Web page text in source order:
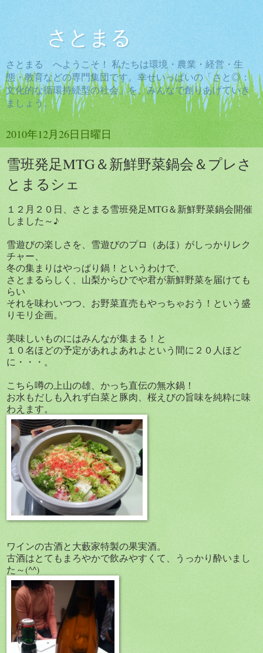
さとまる
さとまる へようこそ！ 私たちは環境・農業・経営・生
態・教育などの専門集団です。幸せいっぱいの「さと◎：
文化的な循環持続型の社会」を、みんなで創りあげていき
ましょう。
2010年12月26日日曜日
雪班発足MTG＆新鮮野菜鍋会＆プレさ
とまるシェ
１２月２０日、さとまる雪班発足MTG＆新鮮野菜鍋会開催
しました～♪
雪遊びの楽しさを、雪遊びのプロ（あほ）がしっかりレク
チャー、
冬の集まりはやっぱり鍋！というわけで、
さとまるらしく、山梨からひでや君が新鮮野菜を届けても
らい
それを味わいつつ、お野菜直売もやっちゃおう！という盛
りモリ企画。
美味しいものにはみんなが集まる！と
１０名ほどの予定があれよあれよという間に２０人ほど
に・・・。
こちら噂の上山の雄、かっち直伝の無水鍋！
お水もだしも入れず白菜と豚肉、桜えびの旨味を純粋に味
わえます。
ワインの古酒と大藪家特製の果実酒。
古酒はとてもまろやかで飲みやすくて、うっかり酔いまし
た～(^^)